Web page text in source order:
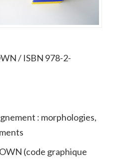
/ ISBN 978-2-
: morphologies,
(code graphique